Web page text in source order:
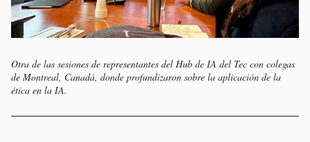
Otra de las sesiones de representantes del Hub de IA del Tec con colegas
de Montreal, Canadá, donde profundizaron sobre la aplicación de la
ética en la IA.